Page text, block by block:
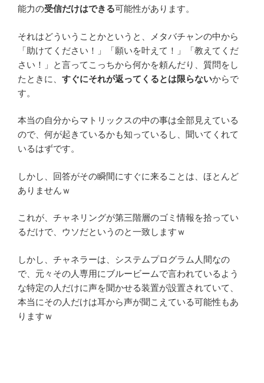
能力の受信だけはできる可能性があります。
それはどういうことかというと、メタバチャンの中から
「助けてください！」「願いを叶えて！」「教えてくだ
さい！」と言ってこっちから何かを頼んだり、質問をし
たときに、 すぐにそれが返ってくるとは限らないからで
す。
本当の自分からマトリックスの中の事は全部見えている
ので、何が起きているかも知っているし、聞いてくれて
いるはずです。
しかし、回答がその瞬間にすぐに来ることは、ほとんど
ありませんｗ
これが、チャネリングが第三階層のゴミ情報を拾ってい
るだけで、ウソだというのと一致しますｗ
しかし、チャネラーは、システムプログラム人間なの
で、元々その人専用にブルービームで言われているよう
な特定の人だけに声を聞かせる装置が設置されていて、
本当にその人だけは耳から声が聞こえている可能性もあ
りますｗ